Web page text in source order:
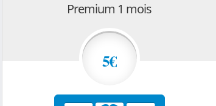
Premium 1 mois
5€